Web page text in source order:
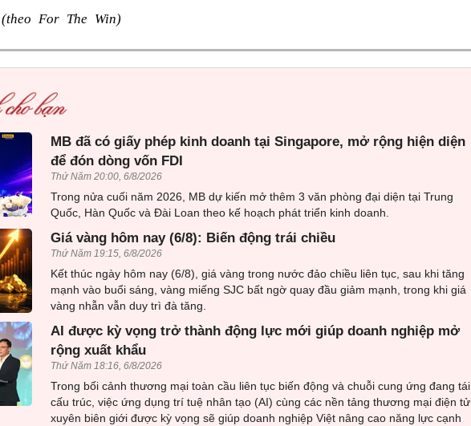
(theo For The Win)
MB đã có giấy phép kinh doanh tại Singapore, mở rộng hiện diện
để đón dòng vốn FDI
Thứ Năm 20:00, 6/8/2026
Trong nửa cuối năm 2026, MB dự kiến mở thêm 3 văn phòng đại diện tại Trung
Quốc, Hàn Quốc và Đài Loan theo kế hoạch phát triển kinh doanh.
Giá vàng hôm nay (6/8): Biến động trái chiều
Thứ Năm 19:15, 6/8/2026
Kết thúc ngày hôm nay (6/8), giá vàng trong nước đảo chiều liên tục, sau khi tăng
mạnh vào buổi sáng, vàng miếng SJC bất ngờ quay đầu giảm mạnh, trong khi giá
vàng nhẫn vẫn duy trì đà tăng.
AI được kỳ vọng trở thành động lực mới giúp doanh nghiệp mở
rộng xuất khẩu
Thứ Năm 18:16, 6/8/2026
Trong bối cảnh thương mại toàn cầu liên tục biến động và chuỗi cung ứng đang tái
cấu trúc, việc ứng dụng trí tuệ nhân tạo (AI) cùng các nền tảng thương mại điện tử
xuyên biên giới được kỳ vọng sẽ giúp doanh nghiệp Việt nâng cao năng lực cạnh